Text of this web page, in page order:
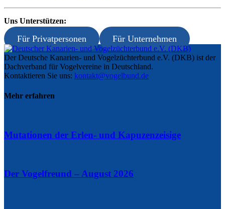
Uns Unterstützen:
Für Privatpersonen Für Unternehmen
Der Deutsche Kanarien- und Vogelzüchterbund e.V. (DKB) ist der
Dachverband für Vogelvereine in Deutschland.
Kontaktieren Sie uns: kontakt@vogelbund.de
Mehr erfahren
Mutationen der Erlen- und Kapuzenzeisige
Der Vogelfreund – August 2026